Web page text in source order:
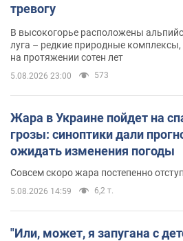
тревогу
В высокогорье расположены
луга – редкие природные
на протяжении сотен лет
5.08.2026 23:00 573
Жара в Украине пойдет на
грозы: синоптики дали
ожидать изменения погоды
Совсем скоро жара постепенно
5.08.2026 14:59 6,2 т.
"Или, может, я запугана с